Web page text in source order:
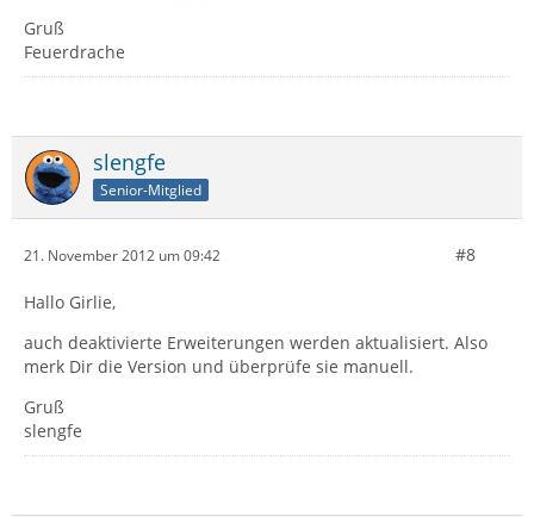
Gruß
Feuerdrache
slengfe
Senior-Mitglied
21. November 2012 um 09:42 #8
Hallo Girlie,
auch deaktivierte Erweiterungen werden aktualisiert. Also
merk Dir die Version und überprüfe sie manuell.
Gruß
slengfe